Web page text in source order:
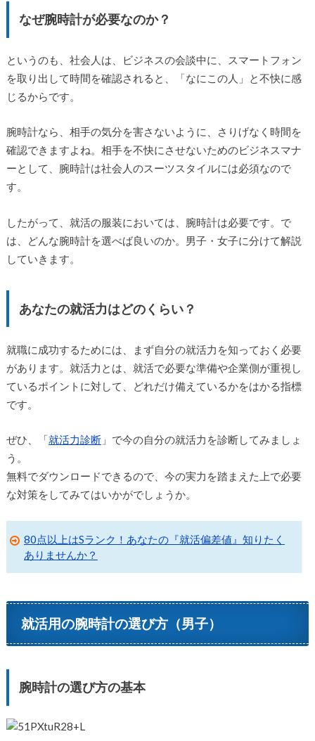
なぜ腕時計が必要なのか？
というのも、社会人は、ビジネスの会談中に、スマートフォン
を取り出して時間を確認されると、「なにこの人」と不快に感
じるからです。
腕時計なら、相手の気分を害さないように、さりげなく時間を
確認できますよね。相手を不快にさせないためのビジネスマナ
ーとして、腕時計は社会人のスーツスタイルには必須なので
す。
したがって、就活の服装においては、腕時計は必要です。で
は、どんな腕時計を選べば良いのか。男子・女子に分けて解説
していきます。
あなたの就活力はどのくらい？
就職に成功するためには、まず自分の就活力を知っておく必要
があります。就活力とは、就活で必要な準備や企業側が重視し
ているポイントに対して、どれだけ備えているかをはかる指標
です。
ぜひ、「就活力診断」で今の自分の就活力を診断してみましょ
う。
無料でダウンロードできるので、今の実力を踏まえた上で必要
な対策をしてみてはいかがでしょうか。
80点以上はSランク！あなたの『就活偏差値』知りたく
ありませんか？
就活用の腕時計の選び方（男子）
腕時計の選び方の基本